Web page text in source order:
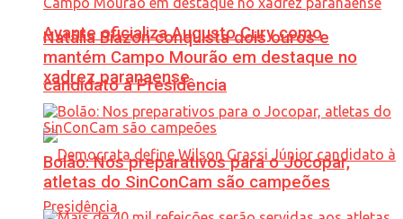
Avante oficializa Augusto Cury como
candidato à Presidência
Natália Biazon conquista dois ouros e
mantém Campo Mourão em destaque no
xadrez paranaense
Bolão: Nos preparativos para o Jocopar,
atletas do SinConCam são campeões